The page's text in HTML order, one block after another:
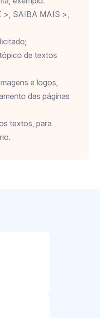
>, SAIBA MAIS >,
de textos
e logos,
das páginas
textos, para